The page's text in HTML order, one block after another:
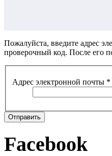
Пожалуйста, введите адрес
проверочный код. После его
Адрес электронной почты *
Отправить
Facebook